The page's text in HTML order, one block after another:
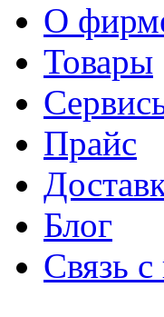
О
Товары
Прайс
Блог
Связь